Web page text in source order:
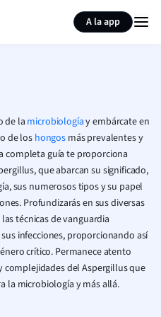
A la app
de la microbiologíay embárcate en
de los hongos más prevalentes y
completa guía te proporciona
que abarcan su significado,
sus numerosos tipos y su papel
Profundizarás en sus diversas
técnicas de vanguardia
infecciones, proporcionando así
crítico. Permanece atento
complejidades del Aspergillus que
la microbiología y más allá.
Resumir página